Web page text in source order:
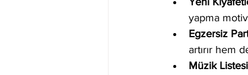
yapma
Egzersiz
artırır hem
Müzik